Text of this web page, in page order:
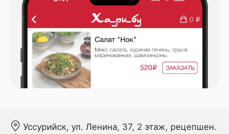
Уссурийск, ул. Ленина, 37, 2 этаж, рецепшен.